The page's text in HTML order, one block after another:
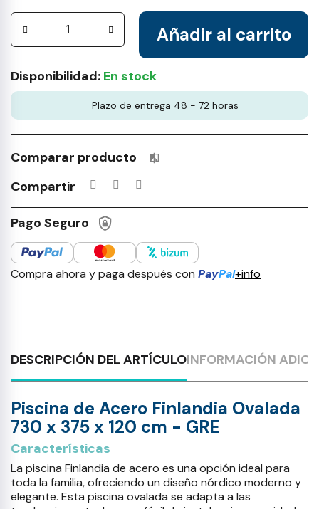
Añadir al carrito
Disponibilidad: En stock
Plazo de entrega 48 - 72 horas
Comparar producto Productos incluidos en tu lista
Compartir
Pago Seguro
Compra ahora y paga después con PayPal+info
DESCRIPCIÓN DEL ARTÍCULOINFORMACIÓN
Piscina de Acero Finlandia Ovalada
730 x 375 x 120 cm - GRE
Características
La piscina Finlandia de acero es una opción ideal para
toda la familia, ofreciendo un diseño nórdico moderno y
elegante. Esta piscina ovalada se adapta a las